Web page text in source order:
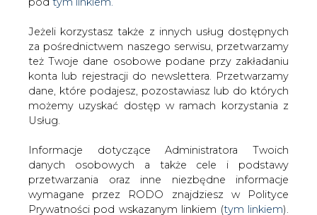
WŁĄCZ CIRE.TV
Jeżeli korzystasz także z innych usług dostępnych
za pośrednictwem naszego serwisu, przetwarzamy
też Twoje dane osobowe podane przy zakładaniu
konta lub rejestracji do newslettera. Przetwarzamy
dane, które podajesz, pozostawiasz lub do których
możemy uzyskać dostęp w ramach korzystania z
Usług.
Informacje dotyczące Administratora Twoich
danych osobowych a także cele i podstawy
przetwarzania oraz inne niezbędne informacje
wymagane przez RODO znajdziesz w Polityce
Prywatności pod wskazanym linkiem (tym linkiem).
Strona główna RYNEK GAZU /
Ceny gazu na
europejskim rynku rosną o ponad 7 proc.
2023-06-20 09:30
skomentuj
udostępnij: